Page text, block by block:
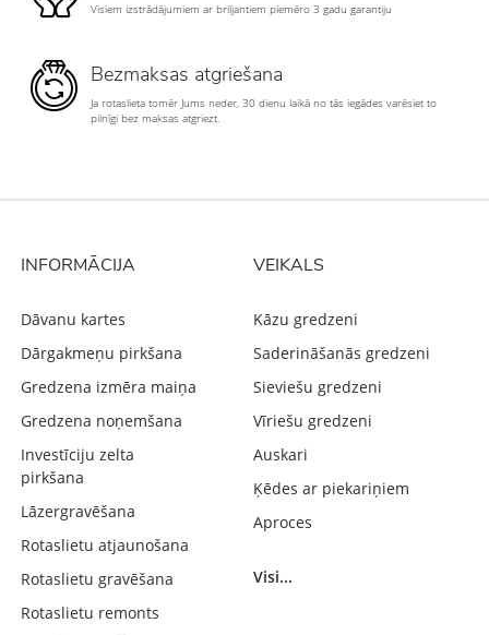
Visiem izstrādājumiem ar briljantiem piemēro 3 gadu garantiju
Bezmaksas atgriešana
Ja rotaslieta tomēr Jums neder, 30 dienu laikā no tās iegādes varēsiet to
pilnīgi bez maksas atgriezt.
INFORMĀCIJA
Dāvanu kartes
Dārgakmeņu pirkšana
Gredzena izmēra maiņa
Gredzena noņemšana
Investīciju zelta
pirkšana
Lāzergravēšana
Rotaslietu atjaunošana
Rotaslietu gravēšana
Rotaslietu remonts
VEIKALS
Kāzu gredzeni
Saderināšanās gredzeni
Sieviešu gredzeni
Vīriešu gredzeni
Auskari
Ķēdes ar piekariņiem
Aproces
Visi...